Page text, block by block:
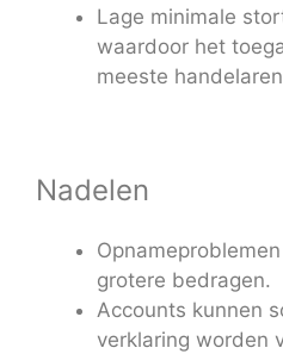
Lage minimale
waardoor het
meeste
Nadelen
grotere bedragen.
Accounts kunnen
verklaring worden